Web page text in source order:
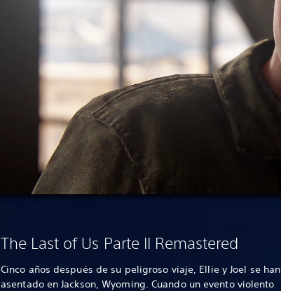
The Last of Us Parte II Remastered
Cinco años después de su peligroso viaje, Ellie y Joel se han
asentado en Jackson, Wyoming. Cuando un evento violento